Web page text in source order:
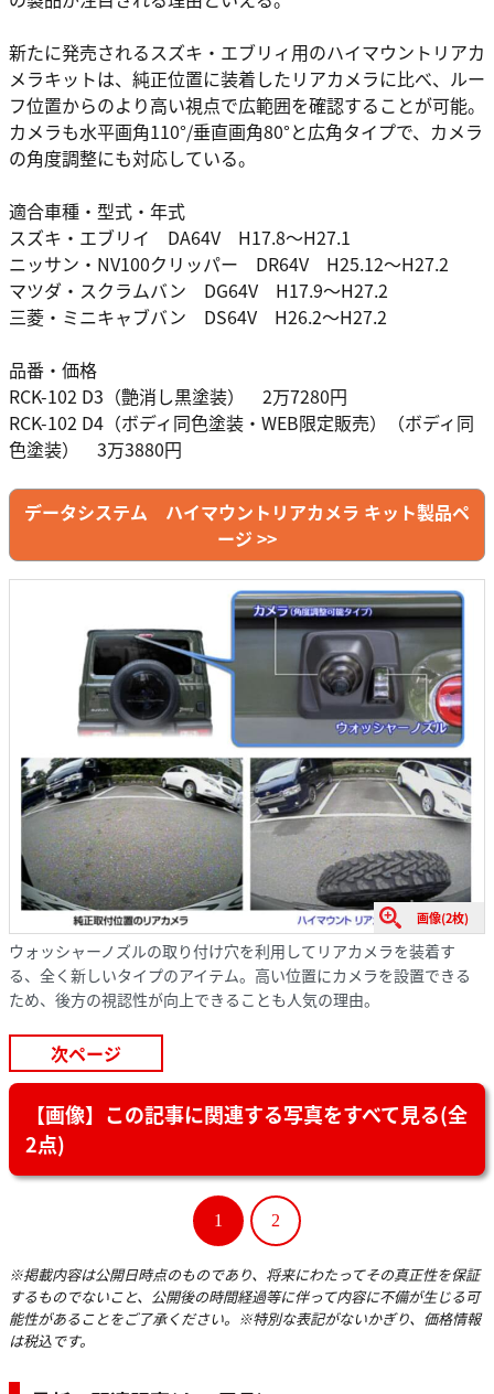
新たに発売されるスズキ・エブリィ用のハイマウントリアカ
メラキットは、純正位置に装着したリアカメラに比べ、ルー
フ位置からのより高い視点で広範囲を確認することが可能。
カメラも水平画角110°/垂直画角80°と広角タイプで、カメラ
の角度調整にも対応している。
適合車種・型式・年式
スズキ・エブリイ DA64V H17.8～H27.1
ニッサン・NV100クリッパー DR64V H25.12～H27.2
マツダ・スクラムバン DG64V H17.9～H27.2
三菱・ミニキャブバン DS64V H26.2～H27.2
品番・価格
RCK-102 D3（艶消し黒塗装） 2万7280円
RCK-102 D4（ボディ同色塗装・WEB限定販売）（ボディ同
色塗装） 3万3880円
データシステム ハイマウントリアカメラ キット製品ペ
ージ >>
画像(2枚)
ウォッシャーノズルの取り付け穴を利用してリアカメラを装着す
る、全く新しいタイプのアイテム。高い位置にカメラを設置できる
ため、後方の視認性が向上できることも人気の理由。
次ページ
【画像】この記事に関連する写真をすべて見る(全
2点)
1 2
※掲載内容は公開日時点のものであり、将来にわたってその真正性を保証
するものでないこと、公開後の時間経過等に伴って内容に不備が生じる可
能性があることをご了承ください。※特別な表記がないかぎり、価格情報
は税込です。